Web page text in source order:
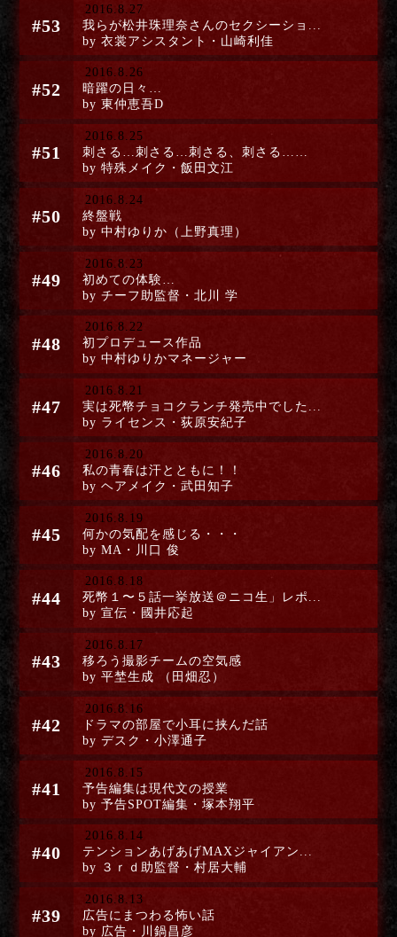
#53
2016.8.27
我らが松井珠理奈さんのセクシーショ...
by 衣裳アシスタント・山崎利佳
#52
2016.8.26
暗躍の日々…
by 東仲恵吾D
#51
2016.8.25
刺さる…刺さる…刺さる、刺さる……
by 特殊メイク・飯田文江
#50
2016.8.24
終盤戦
by 中村ゆりか（上野真理）
#49
2016.8.23
初めての体験…
by チーフ助監督・北川 学
#48
2016.8.22
初プロデュース作品
by 中村ゆりかマネージャー
#47
2016.8.21
実は死幣チョコクランチ発売中でした...
by ライセンス・荻原安紀子
#46
2016.8.20
私の青春は汗とともに！！
by ヘアメイク・武田知子
#45
2016.8.19
何かの気配を感じる・・・
by MA・川口 俊
#44
2016.8.18
死幣１〜５話一挙放送＠ニコ生」レポ...
by 宣伝・國井応起
#43
2016.8.17
移ろう撮影チームの空気感
by 平埜生成 （田畑忍）
#42
2016.8.16
ドラマの部屋で小耳に挟んだ話
by デスク・小澤通子
#41
2016.8.15
予告編集は現代文の授業
by 予告SPOT編集・塚本翔平
#40
2016.8.14
テンションあげあげMAXジャイアン...
by ３ｒｄ助監督・村居大輔
#39
2016.8.13
広告にまつわる怖い話
by 広告・川鍋昌彦